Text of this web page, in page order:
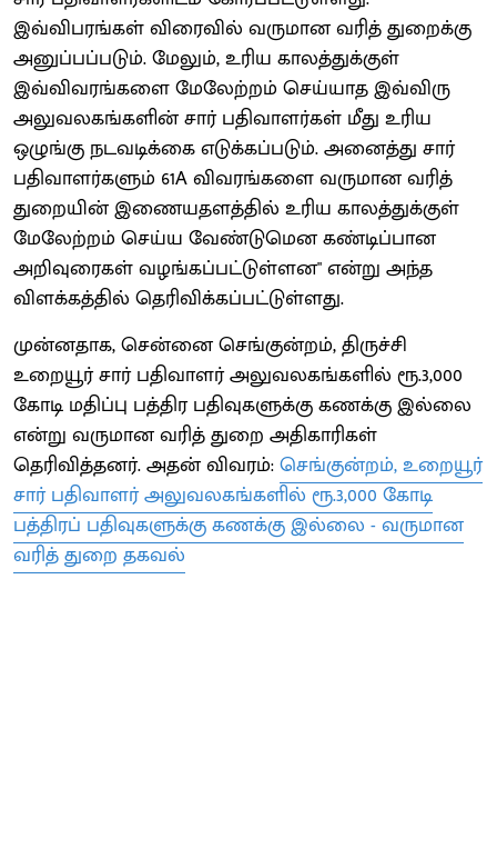
இவ்விபரங்கள் விரைவில் வருமான வரித் துறைக்கு
அனுப்பப்படும். மேலும், உரிய காலத்துக்குள்
இவ்விவரங்களை மேலேற்றம் செய்யாத இவ்விரு
அலுவலகங்களின் சார் பதிவாளர்கள் மீது உரிய
ஒழுங்கு நடவடிக்கை எடுக்கப்படும். அனைத்து சார்
பதிவாளர்களும் 61A விவரங்களை வருமான வரித்
துறையின் இணையதளத்தில் உரிய காலத்துக்குள்
மேலேற்றம் செய்ய வேண்டுமென கண்டிப்பான
அறிவுரைகள் வழங்கப்பட்டுள்ளன" என்று அந்த
விளக்கத்தில் தெரிவிக்கப்பட்டுள்ளது.
முன்னதாக, சென்னை செங்குன்றம், திருச்சி
உறையூர் சார் பதிவாளர் அலுவலகங்களில் ரூ.3,000
கோடி மதிப்பு பத்திர பதிவுகளுக்கு கணக்கு இல்லை
என்று வருமான வரித் துறை அதிகாரிகள்
தெரிவித்தனர். அதன் விவரம்:செங்குன்றம், உறையூர்
சார் பதிவாளர் அலுவலகங்களில் ரூ.3,000 கோடி
பத்திரப் பதிவுகளுக்கு கணக்கு இல்லை - வருமான
வரித் துறை தகவல்